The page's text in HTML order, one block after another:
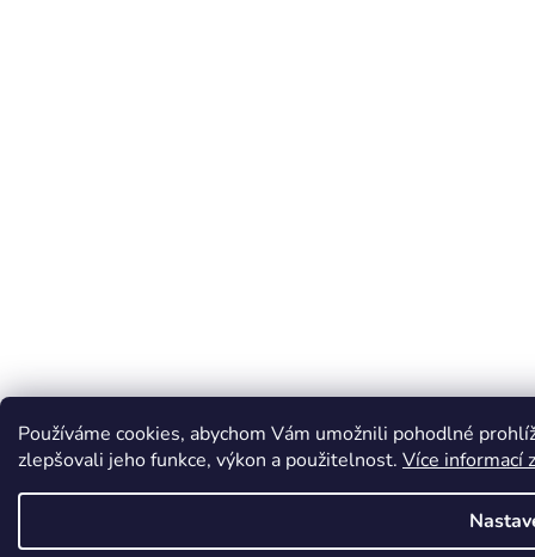
Používáme cookies, abychom Vám umožnili pohodlné
zlepšovali jeho funkce, výkon a použitelnost. Více informací